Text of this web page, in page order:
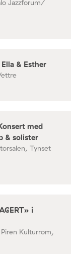
Jazzforum/
& Esther
med
& solister
Tynset
i
Kulturrom,